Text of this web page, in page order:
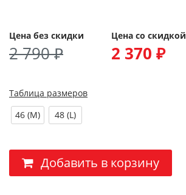
Цена без скидки
2 790 ₽
Цена со скидкой
2 370 ₽
Таблица размеров
46 (M)
48 (L)
Добавить в корзину